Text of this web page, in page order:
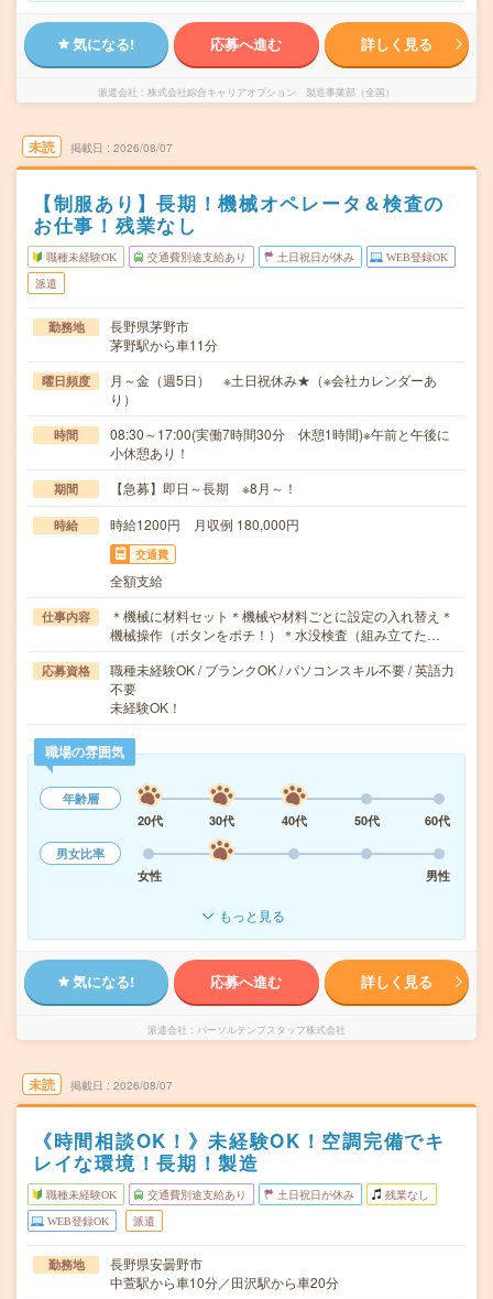
気になる! 応募へ進む 詳しく見る
派遣会社 株式会社綜合キャリアオプション 製造事業部（全国）
未読 掲載日 2026/08/07
【制服あり】長期！機械オペレータ＆検査の
お仕事！残業なし
職種未経験OK 交通費別途支給あり 土日祝日が休み WEB登録OK
派遣
勤務地
長野県茅野市
茅野駅から車11分
曜日頻度
月～金（週5日） ※土日祝休み★（※会社カレンダーあ
り）
時間
08:30～17:00(実働7時間30分 休憩1時間)※午前と午後に
小休憩あり！
期間 【急募】即日～長期 ※8月～！
時給 時給1200円 月収例 180,000円
交通費
全額支給
仕事内容
＊機械に材料セット＊機械や材料ごとに設定の入れ替え＊
機械操作（ボタンをポチ！）＊水没検査（組み立てた…
応募資格
職種未経験OK / ブランクOK / パソコンスキル不要 / 英語力
不要
未経験OK！
職場の雰囲気
年齢層
20代
30代 40代 50代
60代
男女比率
女性
男性
もっと見る
気になる! 応募へ進む 詳しく見る
派遣会社 パーソルテンプスタッフ株式会社
未読 掲載日 2026/08/07
《時間相談OK！》未経験OK！空調完備でキ
レイな環境！長期！製造
職種未経験OK 交通費別途支給あり 土日祝日が休み 残業なし
WEB登録OK 派遣
勤務地
長野県安曇野市
中萱駅から車10分／田沢駅から車20分